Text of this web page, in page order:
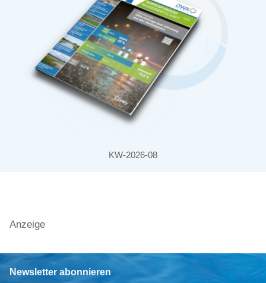
KW-2026-08
Anzeige
Newsletter abonnieren